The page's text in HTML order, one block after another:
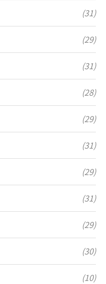
(31)
(29)
(31)
(28)
(29)
(31)
(29)
(31)
(29)
(30)
(10)